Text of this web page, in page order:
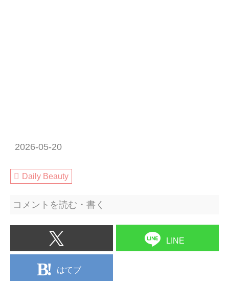
2026-05-20
Daily Beauty
コメントを読む・書く
LINE
はてブ